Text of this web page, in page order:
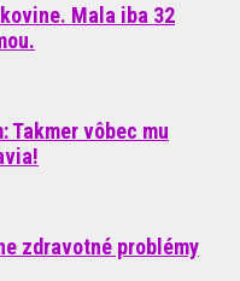
Mala iba 32
Takmer vôbec mu
zdravotné problémy